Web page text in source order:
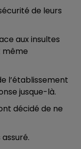
de leurs
aux insultes
même
l’établissement
jusque-là.
décidé de ne